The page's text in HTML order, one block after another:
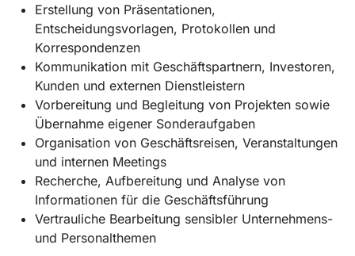
Erstellung von Präsentationen,
Entscheidungsvorlagen, Protokollen und
Korrespondenzen
Kommunikation mit Geschäftspartnern, Investoren,
Kunden und externen Dienstleistern
Vorbereitung und Begleitung von Projekten sowie
Übernahme eigener Sonderaufgaben
Organisation von Geschäftsreisen, Veranstaltungen
und internen Meetings
Recherche, Aufbereitung und Analyse von
Informationen für die Geschäftsführung
Vertrauliche Bearbeitung sensibler Unternehmens-
und Personalthemen